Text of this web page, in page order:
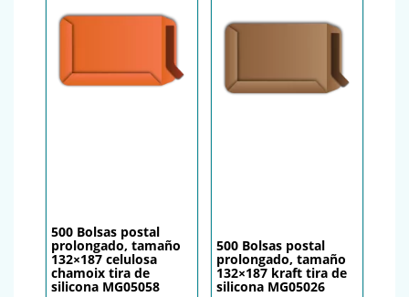
500 Bolsas postal
prolongado, tamaño
132×187 celulosa
chamoix tira de
silicona MG05058
500 Bolsas postal
prolongado, tamaño
132×187 kraft tira de
silicona MG05026